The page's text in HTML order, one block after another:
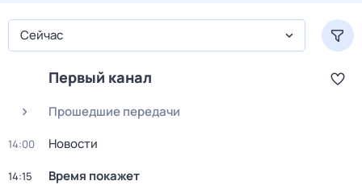
Сейчас
Первый канал
Прошедшие передачи
14:00 Новости
14:15 Время покажет